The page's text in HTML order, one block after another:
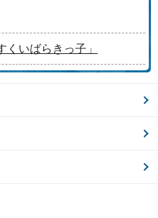
いばらきっ子」